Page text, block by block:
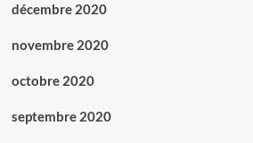
décembre 2020
novembre 2020
octobre 2020
septembre 2020